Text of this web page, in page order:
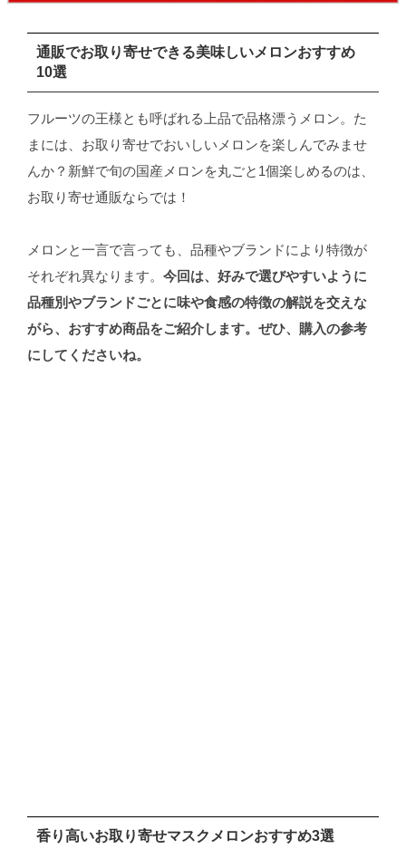
通販でお取り寄せできる美味しいメロンおすすめ
10選
フルーツの王様とも呼ばれる上品で品格漂うメロン。た
まには、お取り寄せでおいしいメロンを楽しんでみませ
んか？新鮮で旬の国産メロンを丸ごと1個楽しめるのは、
お取り寄せ通販ならでは！
メロンと一言で言っても、品種やブランドにより特徴が
それぞれ異なります。 今回は、好みで選びやすいように
品種別やブランドごとに味や食感の特徴の解説を交えな
がら、おすすめ商品をご紹介します。ぜひ、購入の参考
にしてくださいね。
香り高いお取り寄せマスクメロンおすすめ3選